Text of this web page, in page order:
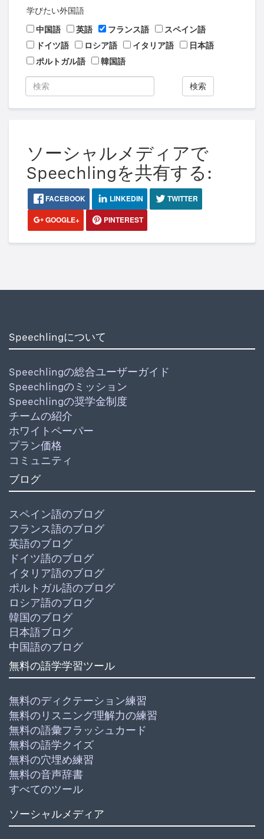
学びたい外国語
中国語
英語 フランス語
スペイン語
ドイツ語
ロシア語 イタリア語
日本語
ポルトガル語
韓国語
検索
ソーシャルメディアで
Speechlingを共有する:
FACEBOOK LINKEDIN
TWITTER
GOOGLE+
PINTEREST
Speechlingについて
Speechlingの総合ユーザーガイド
Speechlingのミッション
Speechlingの奨学金制度
チームの紹介
ホワイトペーパー
プラン価格
コミュニティ
ブログ
スペイン語のブログ
フランス語のブログ
英語のブログ
ドイツ語のブログ
イタリア語のブログ
ポルトガル語のブログ
ロシア語のブログ
韓国のブログ
日本語ブログ
中国語のブログ
無料の語学学習ツール
無料のディクテーション練習
無料のリスニング理解力の練習
無料の語彙フラッシュカード
無料の語学クイズ
無料の穴埋め練習
無料の音声辞書
すべてのツール
ソーシャルメディア